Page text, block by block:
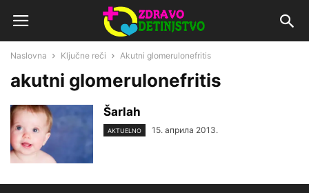
Naslovna Ključne reči Akutni glomerulonefritis
akutni glomerulonefritis
Šarlah
AKTUELNO 15. априла 2013.